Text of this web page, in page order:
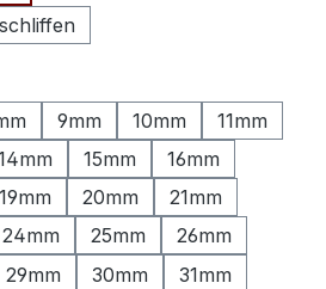
9mm 10mm
11mm
15mm
16mm
19mm 20mm
21mm
24mm 25mm
26mm
29mm 30mm
31mm